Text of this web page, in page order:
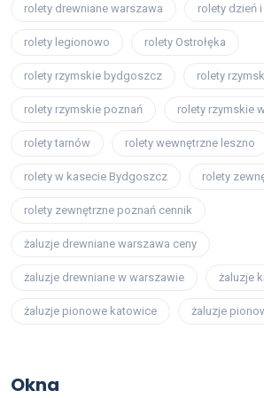
rolety drewniane warszawa rolety dzień
rolety legionowo rolety Ostrołęka
rolety rzymskie bydgoszcz rolety
rolety rzymskie poznań rolety rzymskie
rolety tarnów rolety wewnętrzne leszno
rolety w kasecie Bydgoszcz rolety
rolety zewnętrzne poznań cennik
żaluzje drewniane warszawa ceny
żaluzje drewniane w warszawie żaluzje
żaluzje pionowe katowice żaluzje
Okna